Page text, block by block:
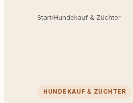
Start›Hundekauf & Züchter
HUNDEKAUF & ZÜCHTER